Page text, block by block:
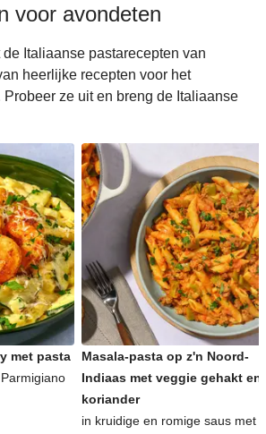
voor avondeten
Italiaanse pastarecepten van
heerlijke recepten voor het
ze uit en breng de Italiaanse
met pasta
Masala-pasta op z'n Noord-
Indiaas met veggie gehakt en
koriander
in kruidige en romige saus met